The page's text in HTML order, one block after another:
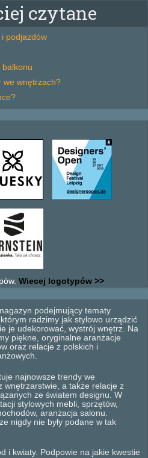
czytane
podjazdów
balkonu
we wnętrzach?
Wiecej logotypów >>
podejmujący tematy
radzimy jak stylowo urządzić
je udekorować, wystrój wnętrz. Na
piękne, oryginalne aranżacje
oraz relacje z polskich i
najnowsze trendy we
wnętrzarstwie, a także relacje z
ze światem designu. W
stylowych mebli, sprzętów,
aranżacja salonu.
nigdy nie były podane w tak
i kwiaty. Podpowie na jakie kwestie